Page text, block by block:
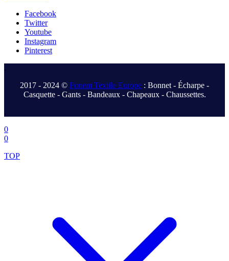
Facebook
Twitter
Youtube
Instagram
Pinterest
.
2017 - 2024 © Fonem Textile Europe : Bonnet - Écharpe -
Casquette - Gants - Bandeaux - Chapeaux - Chaussettes.
.
0
0
TOP